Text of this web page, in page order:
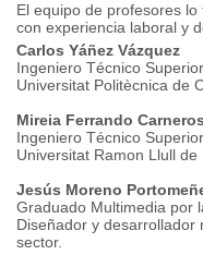
El equipo de profesores
con experiencia laboral y
Carlos Yáñez Vázquez
Ingeniero Técnico
Universitat Politècnica de
Mireia Ferrando Carneros
Ingeniero Técnico
Universitat Ramon Llull de
Jesús Moreno
Graduado Multimedia por
Diseñador y desarrollador
sector.